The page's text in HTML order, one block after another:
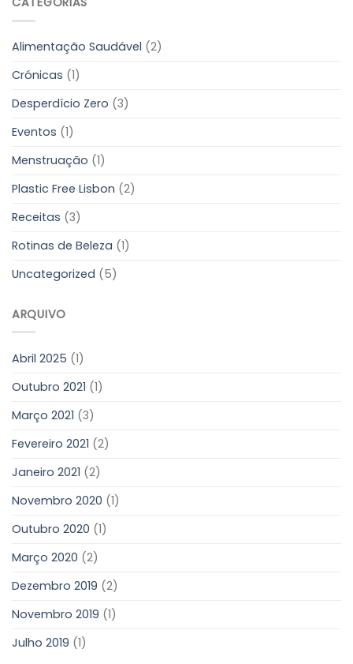
Alimentação Saudável (2)
Crónicas (1)
Desperdício Zero (3)
Eventos (1)
Menstruação (1)
Plastic Free Lisbon (2)
Receitas (3)
Rotinas de Beleza (1)
Uncategorized (5)
ARQUIVO
Abril 2025 (1)
Outubro 2021 (1)
Março 2021 (3)
Fevereiro 2021 (2)
Janeiro 2021 (2)
Novembro 2020 (1)
Outubro 2020 (1)
Março 2020 (2)
Dezembro 2019 (2)
Novembro 2019 (1)
Julho 2019 (1)